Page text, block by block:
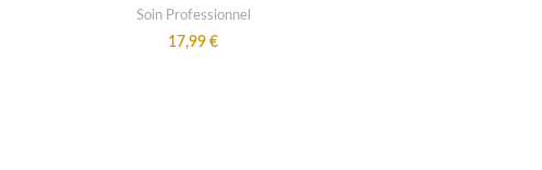
Soin Professionnel
17,99 €